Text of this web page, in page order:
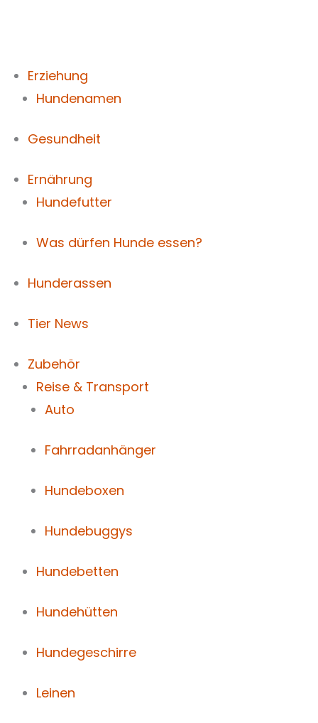
Erziehung
Hundenamen
Gesundheit
Ernährung
Hundefutter
Was dürfen Hunde essen?
Hunderassen
Tier News
Zubehör
Reise & Transport
Auto
Fahrradanhänger
Hundeboxen
Hundebuggys
Hundebetten
Hundehütten
Hundegeschirre
Leinen